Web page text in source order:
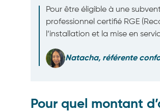
Pour être éligible à une
professionnel certifié RGE
l’installation et la mise en
Natacha, référente
Pour quel montant